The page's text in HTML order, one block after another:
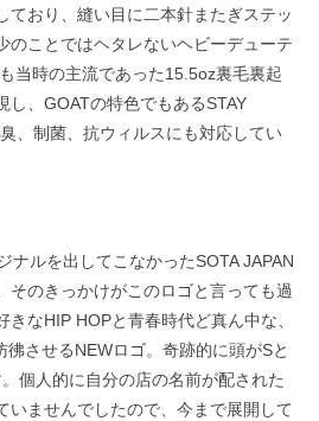
ており、縫い目に二本針またぎステッ
のことではヘタレないヘビーデューテ
当時の主流であった15.5oz裏毛裏起
し、GOATの特色でもあるSTAY
、制菌、抗ウィルスにも対応してい
ナルを出してこなかったSOTA JAPAN
そのきっかけがこのロゴと言っても過
なHIP HOPと青春時代ど真ん中な、
させるNEWロゴ。奇跡的に頭がSと
個人的に自分の店の名前が配された
いませんでしたので、今まで展開して